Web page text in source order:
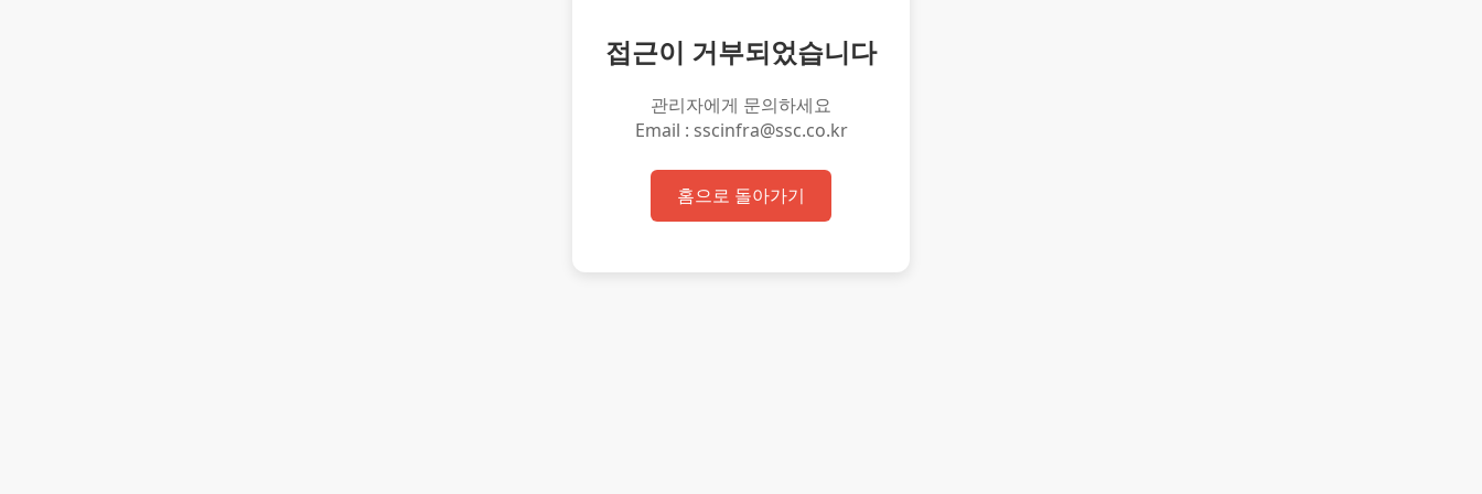
접근이 거부되었습니다
관리자에게 문의하세요
Email : sscinfra@ssc.co.kr
홈으로 돌아가기